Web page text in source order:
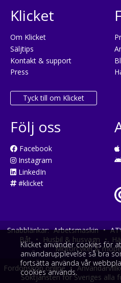
Klicket
Om Klicket
Säljtips
Kontakt & support
Press
Tyck till om Klicket
Följ oss
Facebook
Instagram
LinkedIn
#klicket
Snabblänkar: Arbetsmaskin •
Båt • Husbil & husvagn •
Motorcykel &
Fordonsköp online •
Söktjänsten för Sveriges alla
Klicket använder cookies för
användarupplevelse så bra
fortsätta använda vår
cookies används.